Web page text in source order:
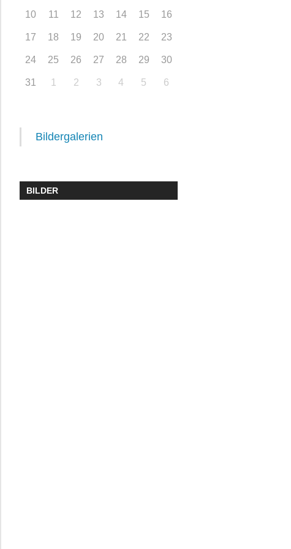
10 11 12 13 14 15 16
17 18 19 20 21 22 23
24 25 26 27 28 29 30
31 1 2 3 4 5 6
Bildergalerien
BILDER